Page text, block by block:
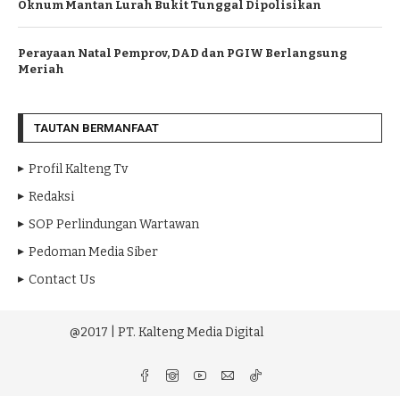
Oknum Mantan Lurah Bukit Tunggal Dipolisikan
Perayaan Natal Pemprov, DAD dan PGIW Berlangsung
Meriah
TAUTAN BERMANFAAT
Profil Kalteng Tv
Redaksi
SOP Perlindungan Wartawan
Pedoman Media Siber
Contact Us
@2017 | PT. Kalteng Media Digital